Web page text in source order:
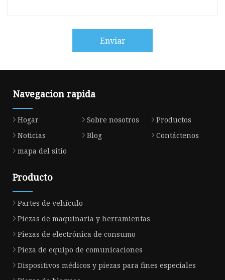
Enviar
Navegacion rapida
Hogar Sobre nosotros
Productos
Noticias
Blog
Contáctenos
mapa del sitio
Producto
Partes de vehículo
Piezas de maquinaria y herramientas
Piezas de electrónica de consumo
Pieza de equipo de comunicaciones
Dispositivos médicos y piezas para fines especiales